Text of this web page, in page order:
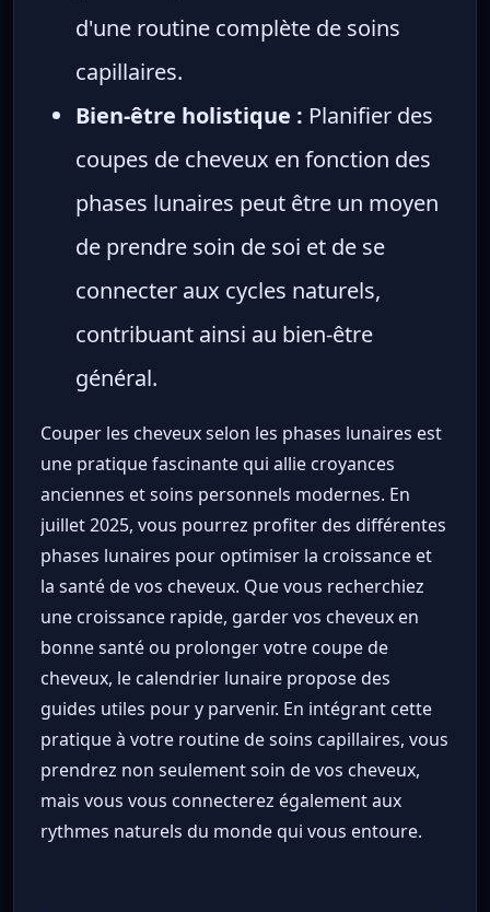
d'une routine complète de soins
capillaires.
Bien-être holistique : Planifier des
coupes de cheveux en fonction des
phases lunaires peut être un moyen
de prendre soin de soi et de se
connecter aux cycles naturels,
contribuant ainsi au bien-être
général.
Couper les cheveux selon les phases lunaires est
une pratique fascinante qui allie croyances
anciennes et soins personnels modernes. En
juillet 2025, vous pourrez profiter des différentes
phases lunaires pour optimiser la croissance et
la santé de vos cheveux. Que vous recherchiez
une croissance rapide, garder vos cheveux en
bonne santé ou prolonger votre coupe de
cheveux, le calendrier lunaire propose des
guides utiles pour y parvenir. En intégrant cette
pratique à votre routine de soins capillaires, vous
prendrez non seulement soin de vos cheveux,
mais vous vous connecterez également aux
rythmes naturels du monde qui vous entoure.